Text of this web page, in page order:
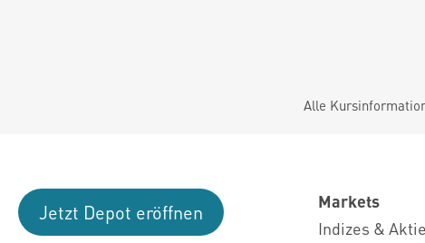
Alle
Jetzt Depot eröffnen
Markets
Indizes &